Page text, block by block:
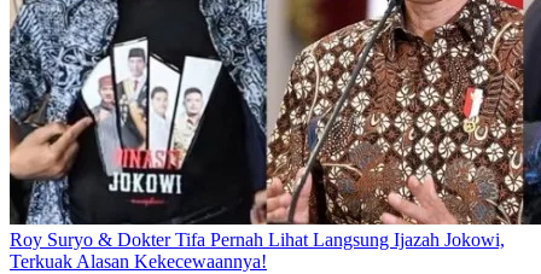
Roy Suryo & Dokter Tifa Pernah Lihat Langsung Ijazah Jokowi,
Terkuak Alasan Kekecewaannya!